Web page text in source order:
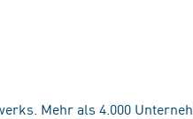
Mehr als 4.000